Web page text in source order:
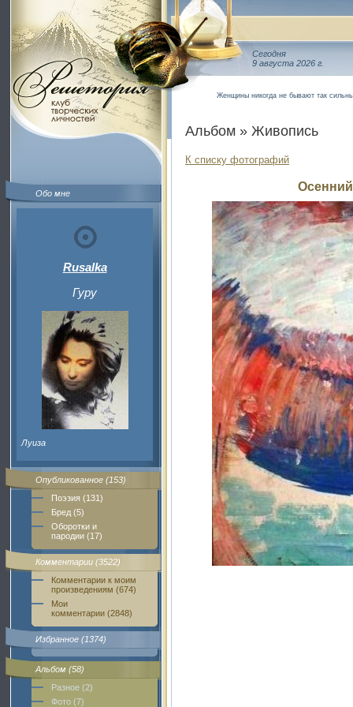
Обо мне
Rusalka
Гуру
Луиза
Опубликованное (153)
Поэзия (131)
Бред (5)
Оборотки и
пародии (17)
Комментарии (3522)
Комментарии к моим
произведениям (674)
Мои
комментарии (2848)
Избранное (1374)
Альбом (58)
Разное (2)
Фото (7)
Сегодня
9 августа 2026 г.
Женщины никогда не бывают так
Альбом » Живопись
К списку фотографий